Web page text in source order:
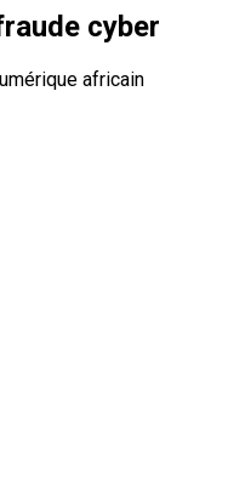
cyber
africain